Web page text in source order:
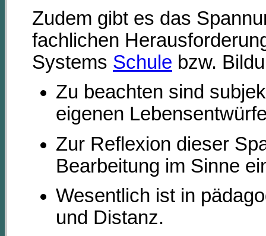
Zudem gibt es das
fachlichen
Systems Schule bzw.
Zu beachten sind
eigenen
Zur Reflexion dieser
Bearbeitung im Sinne
Wesentlich ist in
und Distanz.